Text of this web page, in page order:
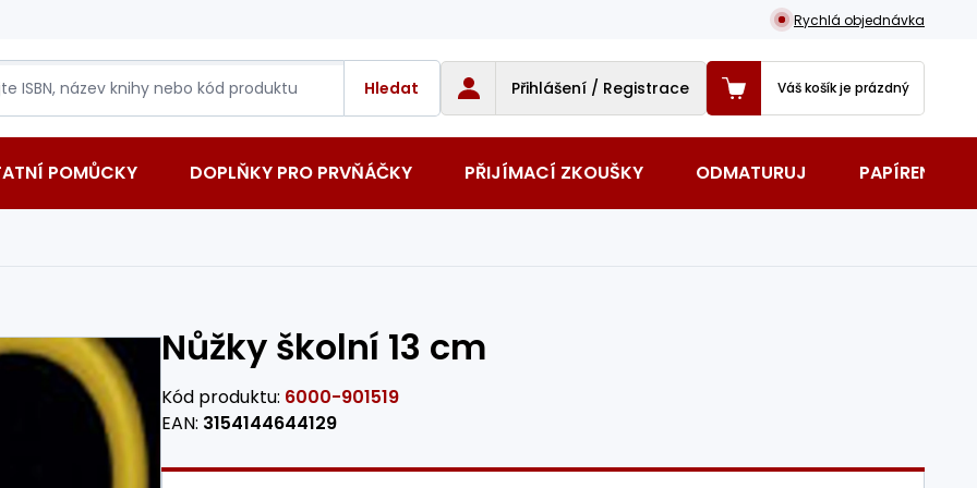
Rychlá objednávka
Hledat Přihlášení / Registrace Váš košík je prázdný
POMŮCKY DOPLŇKY PRO PRVŇÁČKY PŘIJÍMACÍ ZKOUŠKY ODMATURUJ PAPÍRENSKÉ
Nůžky školní 13 cm
Kód produktu: 6000-901519
EAN: 3154144644129